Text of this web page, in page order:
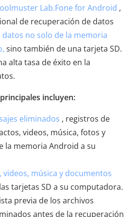
Lab.Fone for Android ,
de recuperación de datos
datos no solo de la memoria
sino también de una tarjeta SD.
alta tasa de éxito en la
incluyen:
eliminados , registros de
videos, música, fotos y
la memoria Android a su
videos, música y documentos
tarjetas SD a su computadora.
previa de los archivos
antes de la recuperación